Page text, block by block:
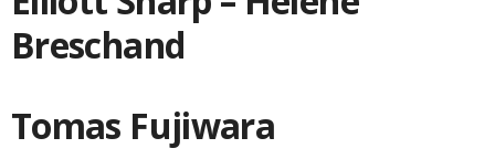
Breschand
Tomas Fujiwara